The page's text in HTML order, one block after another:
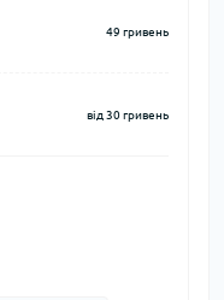
49 гривень
від 30 гривень